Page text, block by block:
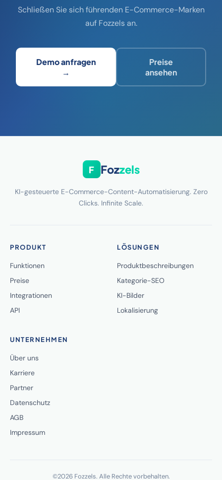
Schließen Sie sich führenden E-Commerce-Marken
auf Fozzels an.
Demo anfragen
→
Preise
ansehen
F Fozzels
KI-gesteuerte E-Commerce-Content-Automatisierung. Zero
Clicks. Infinite Scale.
PRODUKT
Funktionen
Preise
Integrationen
API
LÖSUNGEN
Produktbeschreibungen
Kategorie-SEO
KI-Bilder
Lokalisierung
UNTERNEHMEN
Über uns
Karriere
Partner
Datenschutz
AGB
Impressum
©2026 Fozzels. Alle Rechte vorbehalten.